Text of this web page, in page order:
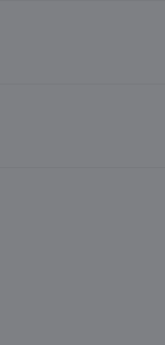
г. Минск, ул.